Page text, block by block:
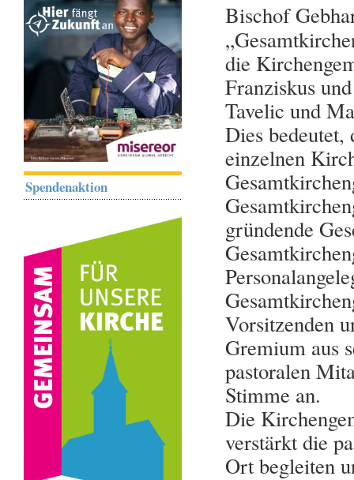
Bischof
die
Franziskus
Tavelic und
Dies bedeutet,
einzelnen
gründende
Vorsitzenden
Gremium aus
pastoralen
Stimme an.
Die
verstärkt die
Ort begleiten
Spendenaktion